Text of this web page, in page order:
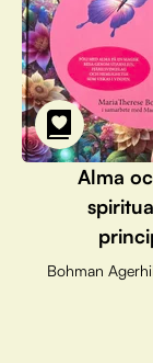
Alma
Bohman